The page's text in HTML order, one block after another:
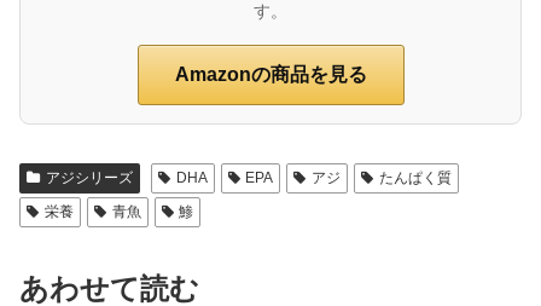
す。
Amazonの商品を見る
アジシリーズ DHA EPA アジ
たんぱく質
栄養
青魚 鯵
あわせて読む